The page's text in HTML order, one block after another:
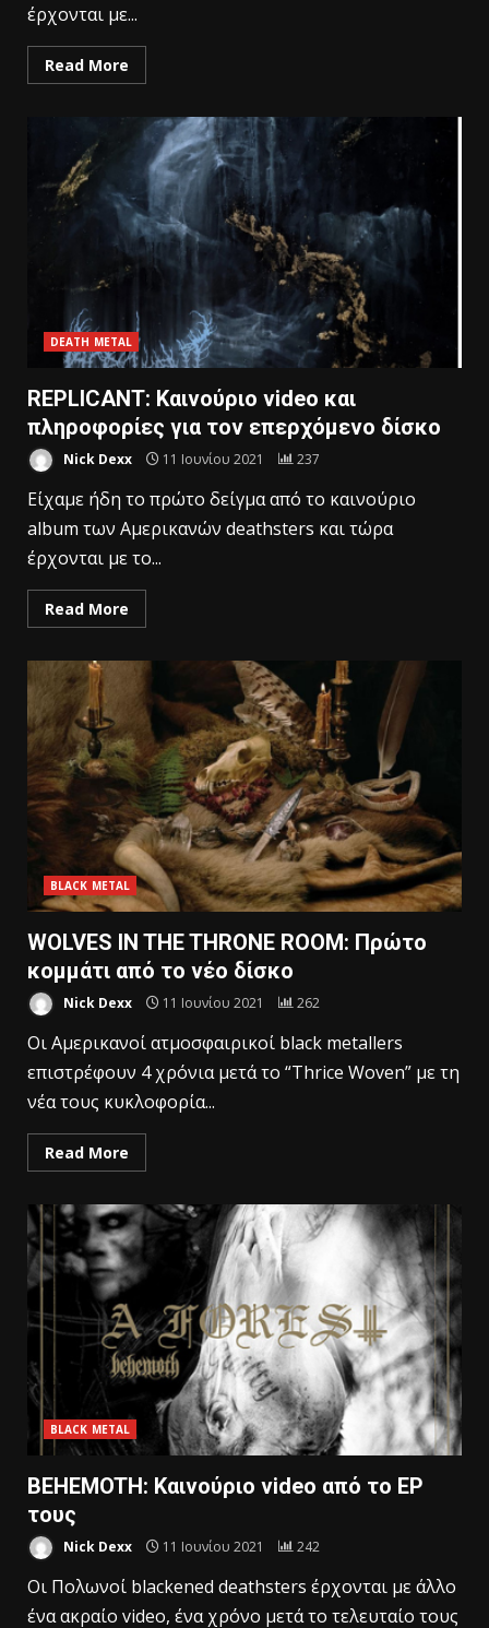
έρχονται με...
Read More
DEATH METAL
REPLICANT: Καινούριο video και
πληροφορίες για τον επερχόμενο δίσκο
Nick Dexx 11 Ιουνίου 2021 237
Είχαμε ήδη το πρώτο δείγμα από το καινούριο
album των Αμερικανών deathsters και τώρα
έρχονται με το...
Read More
BLACK METAL
WOLVES IN THE THRONE ROOM: Πρώτο
κομμάτι από το νέο δίσκο
Nick Dexx 11 Ιουνίου 2021 262
Οι Αμερικανοί ατμοσφαιρικοί black metallers
επιστρέφουν 4 χρόνια μετά το “Thrice Woven” με τη
νέα τους κυκλοφορία...
Read More
BLACK METAL
BEHEMOTH: Καινούριο video από το EP
τους
Nick Dexx 11 Ιουνίου 2021 242
Οι Πολωνοί blackened deathsters έρχονται με άλλο
ένα ακραίο video, ένα χρόνο μετά το τελευταίο τους